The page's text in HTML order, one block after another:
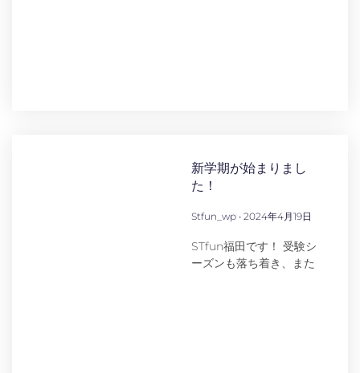
新学期が始まりまし
た！
Stfun_wp 2024年4月19日
STfun福田です！ 受験シ
ーズンも落ち着き、また